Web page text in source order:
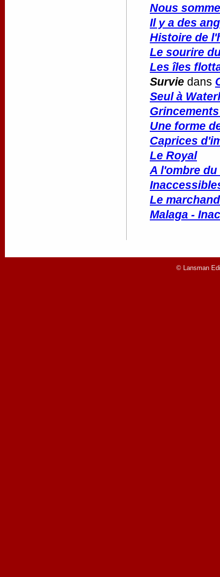
Nous
Il y a des
Histoire de
Le sourire
Les îles
Survie dans
Seul à
Une forme
Caprices
Le Royal
A l'ombre
Le
Malaga -
© Lansman